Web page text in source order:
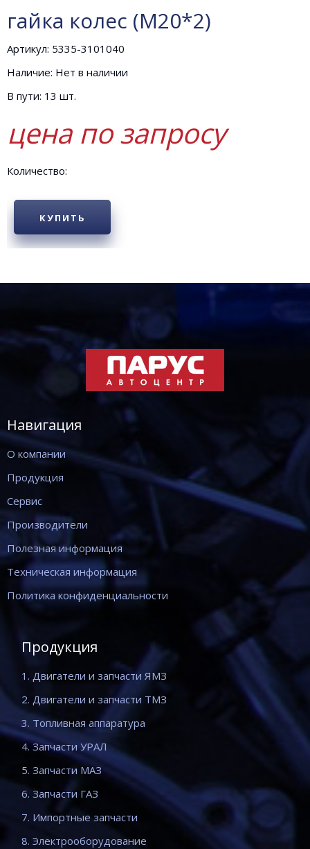
гайка колес (М20*2)
Артикул: 5335-3101040
Наличие: Нет в наличии
В пути: 13 шт.
цена по запросу
Количество:
КУПИТЬ
Навигация
О компании
Продукция
Сервис
Производители
Полезная информация
Техническая информация
Политика конфиденциальности
Продукция
1. Двигатели и запчасти ЯМЗ
2. Двигатели и запчасти ТМЗ
3. Топливная аппаратура
4. Запчасти УРАЛ
5. Запчасти МАЗ
6. Запчасти ГАЗ
7. Импортные запчасти
8. Электрооборудование